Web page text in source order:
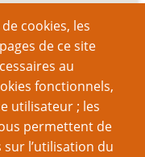
cookies, les
de ce site
au
fonctionnels,
utilisateur ; les
permettent de
l’utilisation du